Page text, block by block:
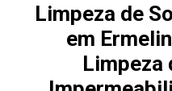
Limpeza de
em
Limpeza